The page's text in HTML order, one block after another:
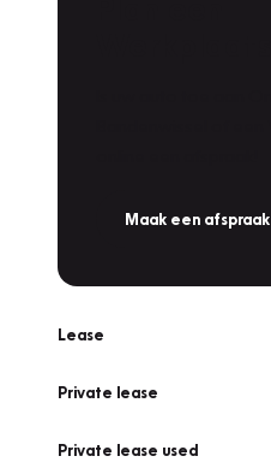
Maak een afspraak
Lease
Private lease
Private lease used